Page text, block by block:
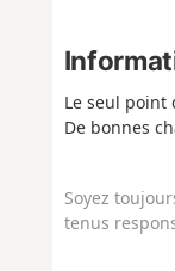
Le seul point
De bonnes
Soyez
tenus